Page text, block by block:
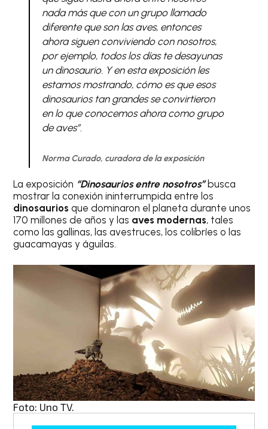
nada más que con un grupo llamado
diferente que son las aves, entonces
ahora siguen conviviendo con nosotros,
por ejemplo, todos los días te desayunas
un dinosaurio. Y en esta exposición les
estamos mostrando, cómo es que esos
dinosaurios tan grandes se convirtieron
en lo que conocemos ahora como grupo
de aves”.
Norma Curado, curadora de la exposición
La exposición “Dinosaurios entre nosotros”busca
mostrar la conexión ininterrumpida entre los
dinosaurios que dominaron el planeta durante unos
170 millones de años y las aves modernas, tales
como las gallinas, las avestruces, los colibríes o las
guacamayas y águilas.
Foto: Uno TV.